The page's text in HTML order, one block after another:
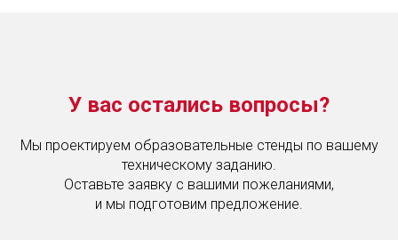
У вас остались вопросы?
Мы проектируем образовательные стенды по вашему
техническому заданию.
Оставьте заявку с вашими пожеланиями,
и мы подготовим предложение.